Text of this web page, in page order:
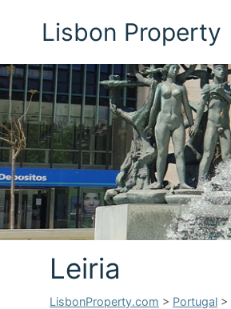
Lisbon Property
Leiria
LisbonProperty.com > Portugal >